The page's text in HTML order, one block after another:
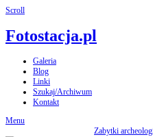
Scroll
Fotostacja.pl
Galeria
Blog
Linki
Szukaj/Archiwum
Kontakt
Menu
Zabytki